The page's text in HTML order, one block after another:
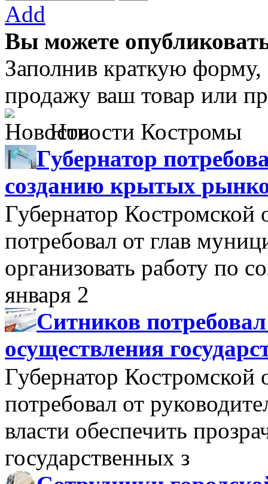
Add
Вы можете
Заполнив краткую
продажу ваш товар или
Новости Костромы
Губернатор
созданию крытых
Губернатор Костромской
потребовал от глав
организовать работу по
января 2
Ситников
осуществления
Губернатор Костромской
потребовал от
власти обеспечить
государственных з